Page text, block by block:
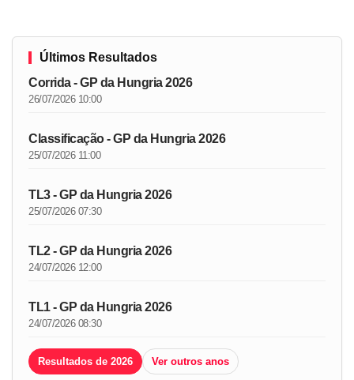
Últimos Resultados
Corrida - GP da Hungria 2026
26/07/2026 10:00
Classificação - GP da Hungria 2026
25/07/2026 11:00
TL3 - GP da Hungria 2026
25/07/2026 07:30
TL2 - GP da Hungria 2026
24/07/2026 12:00
TL1 - GP da Hungria 2026
24/07/2026 08:30
Resultados de 2026 Ver outros anos